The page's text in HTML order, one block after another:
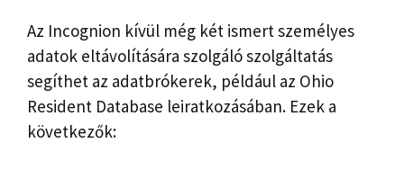
Az Incognion kívül még két ismert személyes
adatok eltávolítására szolgáló szolgáltatás
segíthet az adatbrókerek, például az Ohio
Resident Database leiratkozásában. Ezek a
következők: